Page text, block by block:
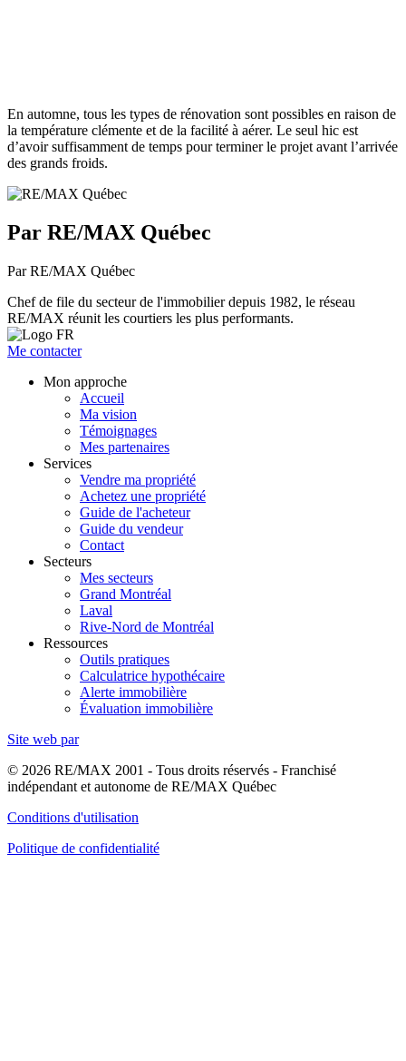
En automne, tous les types de rénovation sont possibles en raison de
la température clémente et de la facilité à aérer. Le seul hic est
d’avoir suffisamment de temps pour terminer le projet avant l’arrivée
des grands froids.
Par RE/MAX Québec
Par RE/MAX Québec
Chef de file du secteur de l'immobilier depuis 1982, le réseau
RE/MAX réunit les courtiers les plus performants.
Me contacter
Mon approche
Accueil
Ma vision
Témoignages
Mes partenaires
Services
Vendre ma propriété
Achetez une propriété
Guide de l'acheteur
Guide du vendeur
Contact
Secteurs
Mes secteurs
Grand Montréal
Laval
Rive-Nord de Montréal
Ressources
Outils pratiques
Calculatrice hypothécaire
Alerte immobilière
Évaluation immobilière
Site web par
© 2026 RE/MAX 2001 - Tous droits réservés - Franchisé
indépendant et autonome de RE/MAX Québec
Conditions d'utilisation
Politique de confidentialité